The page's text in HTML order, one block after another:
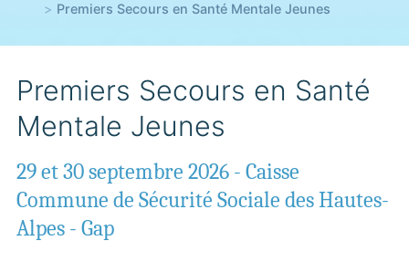
Premiers Secours en Santé Mentale Jeunes
Premiers Secours en Santé
Mentale Jeunes
29 et 30 septembre 2026 - Caisse
Commune de Sécurité Sociale des Hautes-
Alpes - Gap